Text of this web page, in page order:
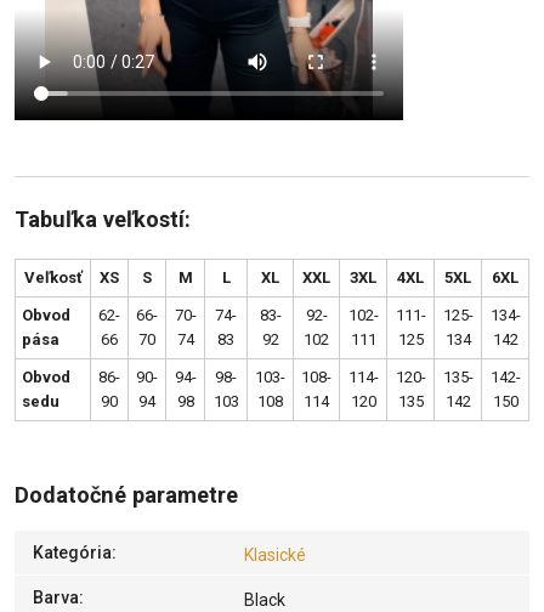
Tabuľka veľkostí:
Veľkosť XS S M L XL XXL 3XL 4XL 5XL 6XL
Obvod
pása
62-
66
66-
70
70-
74
74-
83
83-
92
92-
102
102-
111
111-
125
125-
134
134-
142
Obvod
sedu
86-
90
90-
94
94-
98
98-
103
103-
108
108-
114
114-
120
120-
135
135-
142
142-
150
Dodatočné parametre
Kategória: Klasické
Barva: Black